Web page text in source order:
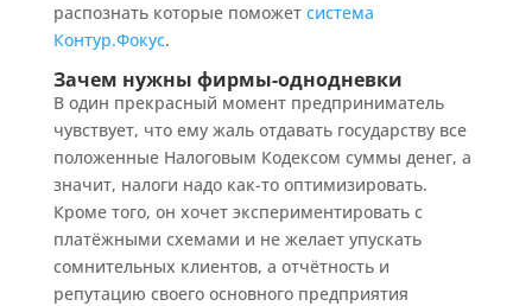
распознать которые поможет система
Контур.Фокус.
Зачем нужны фирмы-однодневки
В один прекрасный момент предприниматель
чувствует, что ему жаль отдавать государству все
положенные Налоговым Кодексом суммы денег, а
значит, налоги надо как-то оптимизировать.
Кроме того, он хочет экспериментировать с
платёжными схемами и не желает упускать
сомнительных клиентов, а отчётность и
репутацию своего основного предприятия